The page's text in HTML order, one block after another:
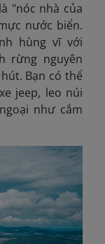
"nóc nhà của
nước biển.
hùng vĩ với
rừng nguyên
Bạn có thể
jeep, leo núi
như cắm